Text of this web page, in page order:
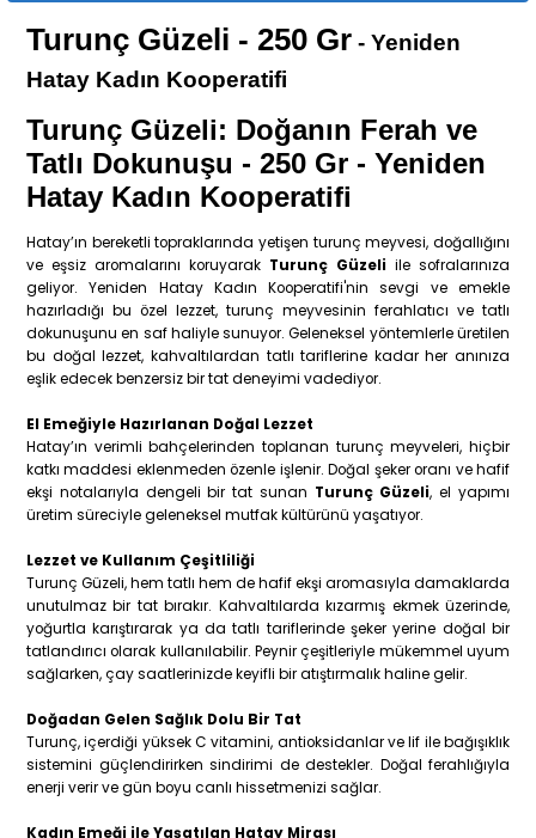
Turunç Güzeli - 250 Gr - Yeniden
Hatay Kadın Kooperatifi
Turunç Güzeli: Doğanın Ferah ve
Tatlı Dokunuşu - 250 Gr - Yeniden
Hatay Kadın Kooperatifi
Hatay’ın bereketli topraklarında yetişen turunç meyvesi, doğallığını
ve eşsiz aromalarını koruyarak Turunç Güzeli ile sofralarınıza
geliyor. Yeniden Hatay Kadın Kooperatifi'nin sevgi ve emekle
hazırladığı bu özel lezzet, turunç meyvesinin ferahlatıcı ve tatlı
dokunuşunu en saf haliyle sunuyor. Geleneksel yöntemlerle üretilen
bu doğal lezzet, kahvaltılardan tatlı tariflerine kadar her anınıza
eşlik edecek benzersiz bir tat deneyimi vadediyor.
El Emeğiyle Hazırlanan Doğal Lezzet
Hatay’ın verimli bahçelerinden toplanan turunç meyveleri, hiçbir
katkı maddesi eklenmeden özenle işlenir. Doğal şeker oranı ve hafif
ekşi notalarıyla dengeli bir tat sunan Turunç Güzeli, el yapımı
üretim süreciyle geleneksel mutfak kültürünü yaşatıyor.
Lezzet ve Kullanım Çeşitliliği
Turunç Güzeli, hem tatlı hem de hafif ekşi aromasıyla damaklarda
unutulmaz bir tat bırakır. Kahvaltılarda kızarmış ekmek üzerinde,
yoğurtla karıştırarak ya da tatlı tariflerinde şeker yerine doğal bir
tatlandırıcı olarak kullanılabilir. Peynir çeşitleriyle mükemmel uyum
sağlarken, çay saatlerinizde keyifli bir atıştırmalık haline gelir.
Doğadan Gelen Sağlık Dolu Bir Tat
Turunç, içerdiği yüksek C vitamini, antioksidanlar ve lif ile bağışıklık
sistemini güçlendirirken sindirimi de destekler. Doğal ferahlığıyla
enerji verir ve gün boyu canlı hissetmenizi sağlar.
Kadın Emeği ile Yaşatılan Hatay Mirası